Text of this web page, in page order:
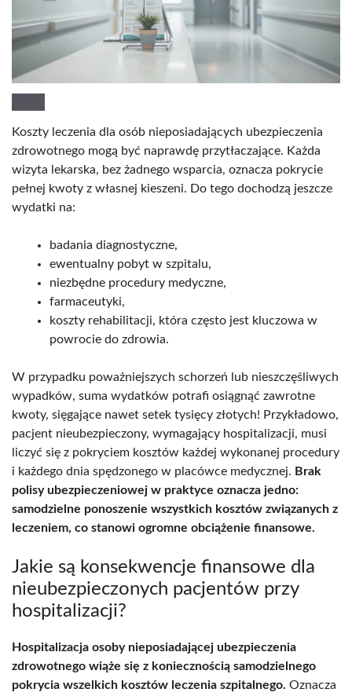
Koszty leczenia dla osób nieposiadających ubezpieczenia
zdrowotnego mogą być naprawdę przytłaczające. Każda
wizyta lekarska, bez żadnego wsparcia, oznacza pokrycie
pełnej kwoty z własnej kieszeni. Do tego dochodzą jeszcze
wydatki na:
badania diagnostyczne,
ewentualny pobyt w szpitalu,
niezbędne procedury medyczne,
farmaceutyki,
koszty rehabilitacji, która często jest kluczowa w
powrocie do zdrowia.
W przypadku poważniejszych schorzeń lub nieszczęśliwych
wypadków, suma wydatków potrafi osiągnąć zawrotne
kwoty, sięgające nawet setek tysięcy złotych! Przykładowo,
pacjent nieubezpieczony, wymagający hospitalizacji, musi
liczyć się z pokryciem kosztów każdej wykonanej procedury
i każdego dnia spędzonego w placówce medycznej. Brak
polisy ubezpieczeniowej w praktyce oznacza jedno:
samodzielne ponoszenie wszystkich kosztów związanych z
leczeniem, co stanowi ogromne obciążenie finansowe.
Jakie są konsekwencje finansowe dla
nieubezpieczonych pacjentów przy
hospitalizacji?
Hospitalizacja osoby nieposiadającej ubezpieczenia
zdrowotnego wiąże się z koniecznością samodzielnego
pokrycia wszelkich kosztów leczenia szpitalnego. Oznacza